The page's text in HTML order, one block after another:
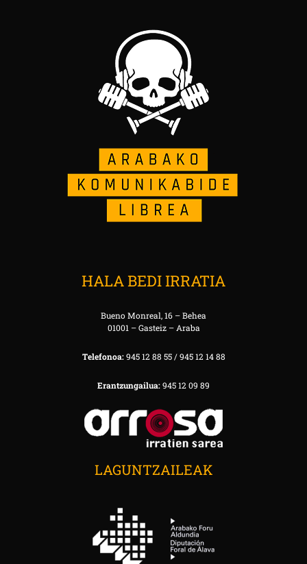
HALA BEDI IRRATIA
Bueno Monreal, 16 – Behea
01001 – Gasteiz – Araba
Telefonoa:945 12 88 55 / 945 12 14 88
Erantzungailua:945 12 09 89
LAGUNTZAILEAK